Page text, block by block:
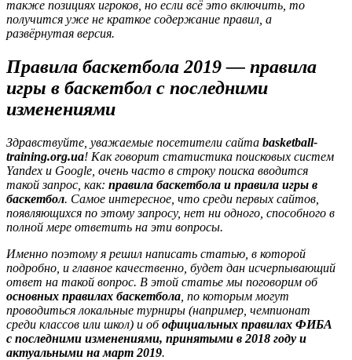
также позициях игроков, но если всё это включить, то
получится уже не краткое содержание правил, а
развёрнутая версия.
Правила баскетбола 2019 — правила
игры в баскетбол с последними
изменениями
Здравствуйте, уважаемые посетители сайта basketball-
training.org.ua! Как говорит статистика поисковых систем
Yandex и Google, очень часто в строку поиска вводится
такой запрос, как: правила баскетбола и правила игры в
баскетбол. Самое интересное, что среди первых сайтов,
появляющихся по этому запросу, нет ни одного, способного в
полной мере ответить на эти вопросы.
Именно поэтому я решил написать статью, в которой
подробно, и главное качественно, будет дан исчерпывающий
ответ на такой вопрос. В этой статье мы поговорим об
основных правилах баскетбола , по которым могут
проводиться локальные турниры (например, чемпионат
среди классов или школ) и обофициальных правилах ФИБА
с последними изменениями, принятыми в 2018 году и
актуальными на март 2019.